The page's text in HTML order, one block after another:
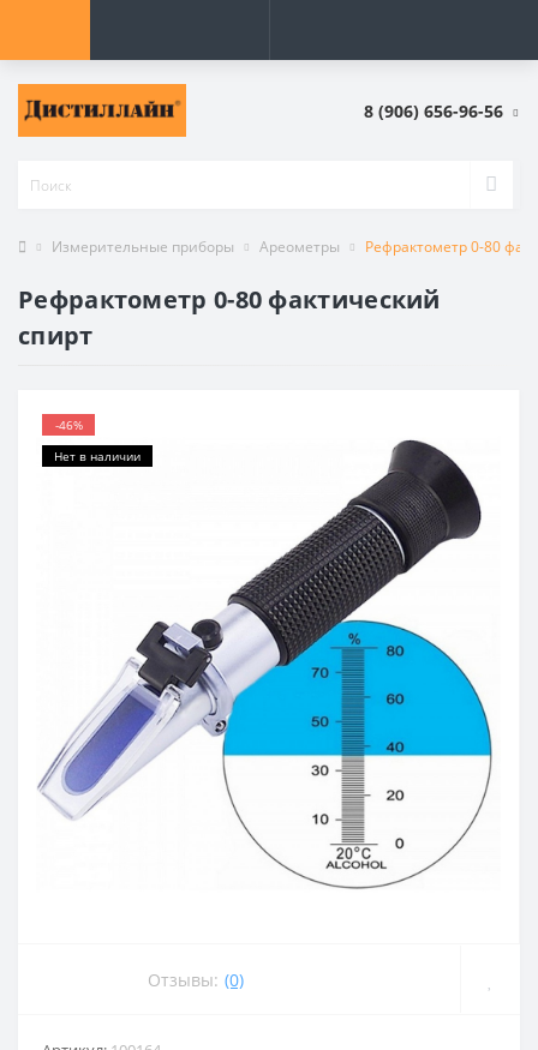
8 (906) 656-96-56
Измерительные приборы Ареометры Рефрактометр 0-80
Рефрактометр 0-80 фактический
спирт
-46%
Нет в наличии
Отзывы: (0)